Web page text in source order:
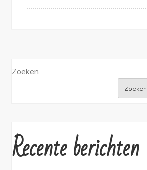
Zoeken
Zoeken
Recente berichten